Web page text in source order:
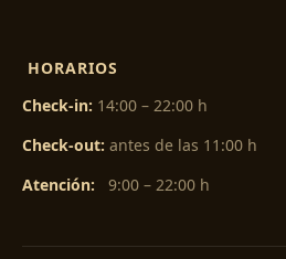
HORARIOS
Check-in: 14:00 – 22:00 h
Check-out: antes de las 11:00 h
Atención: 9:00 – 22:00 h